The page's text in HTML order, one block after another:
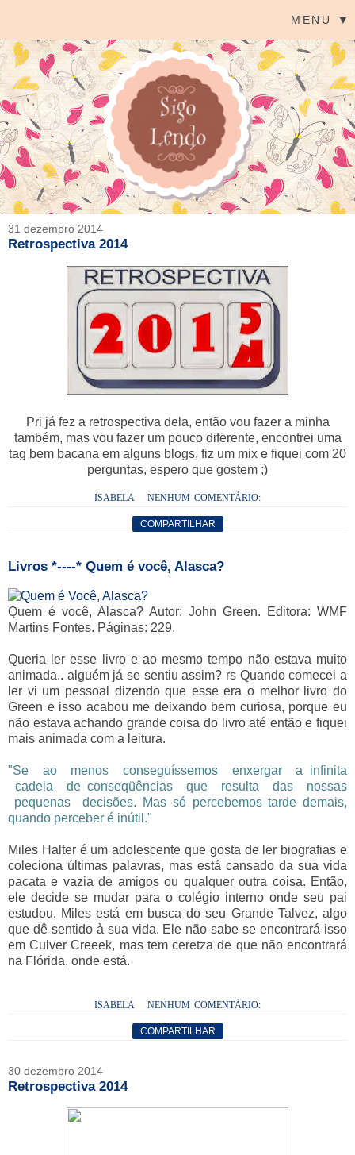
MENU ▼
31 dezembro 2014
Retrospectiva 2014
Pri já fez a retrospectiva dela, então vou fazer a minha
também, mas vou fazer um pouco diferente, encontrei uma
tag bem bacana em alguns blogs, fiz um mix e fiquei com 20
perguntas, espero que gostem ;)
ISABELA NENHUM COMENTÁRIO:
COMPARTILHAR
Livros *----* Quem é você, Alasca?
Quem é você, Alasca? Autor: John Green. Editora: WMF
Martins Fontes. Páginas: 229.
Queria ler esse livro e ao mesmo tempo não estava muito
animada.. alguém já se sentiu assim? rs Quando comecei a
ler vi um pessoal dizendo que esse era o melhor livro do
Green e isso acabou me deixando bem curiosa, porque eu
não estava achando grande coisa do livro até então e fiquei
mais animada com a leitura.
"Se ao menos conseguíssemos enxergar a infinita
cadeia de conseqüências que resulta das nossas
pequenas decisões. Mas só percebemos tarde demais,
quando perceber é inútil."
Miles Halter é um adolescente que gosta de ler biografias e
coleciona últimas palavras, mas está cansado da sua vida
pacata e vazia de amigos ou qualquer outra coisa. Então,
ele decide se mudar para o colégio interno onde seu pai
estudou. Miles está em busca do seu Grande Talvez, algo
que dê sentido à sua vida. Ele não sabe se encontrará isso
em Culver Creeek, mas tem ceretza de que não encontrará
na Flórida, onde está.
ISABELA NENHUM COMENTÁRIO:
COMPARTILHAR
30 dezembro 2014
Retrospectiva 2014